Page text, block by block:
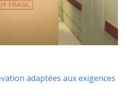
adaptées aux exigences